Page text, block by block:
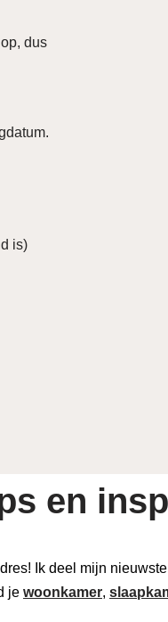
dus
is)
en
Ik deel mijn
je woonkamer,